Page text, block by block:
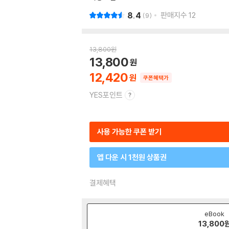
8.4 9 판매지수 12
13,800원
12,420
13,800
쿠폰혜택가
YES포인트
사용 가능한 쿠폰 받기
앱 다운 시 1천원 상품권
결제혜택
eBook
13,800